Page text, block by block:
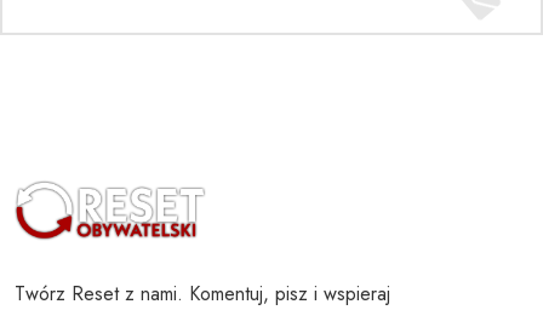
Twórz Reset z nami. Komentuj, pisz i wspieraj